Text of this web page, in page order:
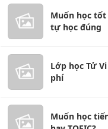
Muốn học
tự học đúng
Lớp học Tử
phí
Muốn học